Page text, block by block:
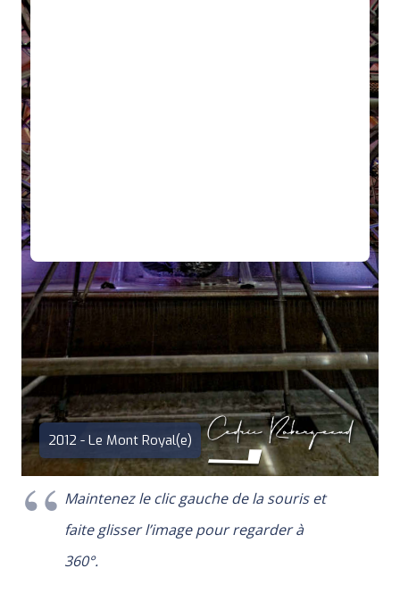
Maintenez le clic gauche de la souris et
faite glisser l’image pour regarder à
360°.